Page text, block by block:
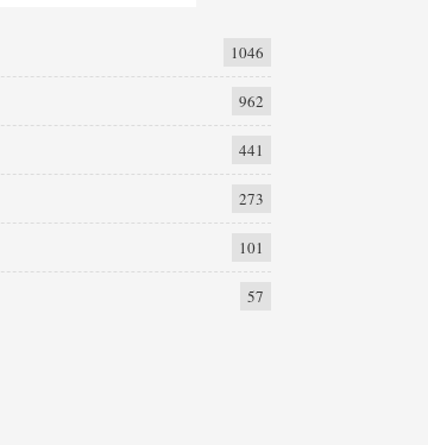
1046
962
441
273
101
57